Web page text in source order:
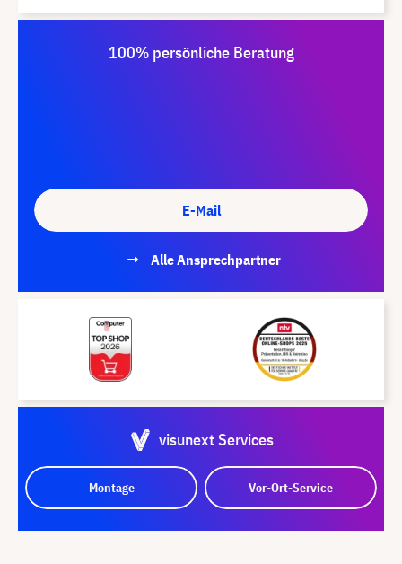
100% persönliche Beratung
E-Mail
Alle Ansprechpartner
visunext Services
Montage Vor-Ort-Service